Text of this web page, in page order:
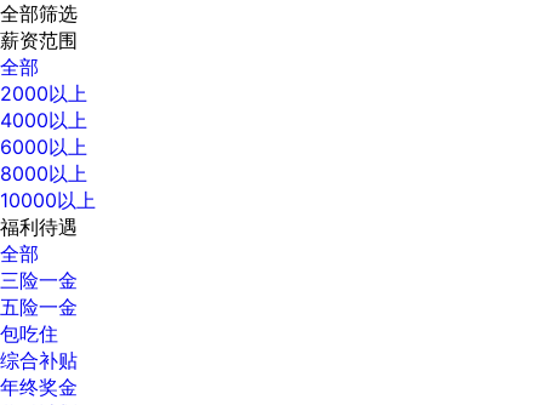
全部筛选
薪资范围
全部
2000以上
4000以上
6000以上
8000以上
10000以上
福利待遇
全部
三险一金
五险一金
包吃住
综合补贴
年终奖金